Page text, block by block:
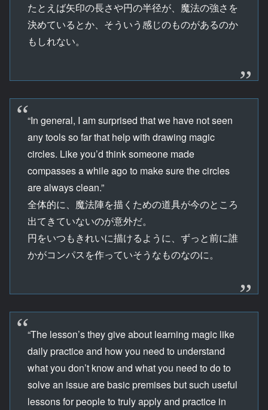
たとえば矢印の長さや円の半径が、魔法の強さを
決めているとか、そういう感じのものがあるのか
もしれない。
“In general, I am surprised that we have not seen
any tools so far that help with drawing magic
circles. Like you’d think someone made
compasses a while ago to make sure the circles
are always clean.”
全体的に、魔法陣を描くための道具が今のところ
出てきていないのが意外だ。
円をいつもきれいに描けるように、ずっと前に誰
かがコンパスを作っていそうなものなのに。
“The lesson’s they give about learning magic like
daily practice and how you need to understand
what you don’t know and what you need to do to
solve an issue are basic premises but such useful
lessons for people to truly apply and practice in